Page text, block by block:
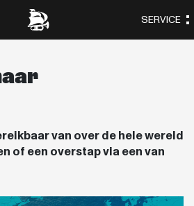
van over de hele wereld
of een overstap via een van